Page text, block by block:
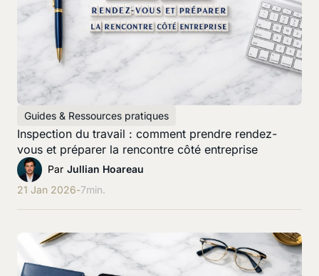
Guides & Ressources pratiques
Inspection du travail : comment prendre rendez-
vous et préparer la rencontre côté entreprise
Par Jullian Hoareau
21 Jan 2026-7min.